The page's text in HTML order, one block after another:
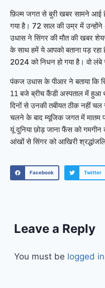
फ़िल्म जगत से बुरी खबर सामने आई
गया है। 72 साल की उम्र में
उधास ने सिंगर की मौत की खबर
के साथ हमें ये आपको बताना पड़
2024 को निधन हो गया है। वो लंबे
पंकज उधास के पीआर ने बताया कि
11 बजे ब्रीच कैंडी अस्पताल में हुआ
दिनों से उनकी तबीयत ठीक नहीं
चलने के बाद म्यूजिक जगत में
यूं दुनिया छोड़ जाना फैंस को
आंखों से सिंगर को आखिरी
Facebook Twitter
Leave a Reply
You must be logged in